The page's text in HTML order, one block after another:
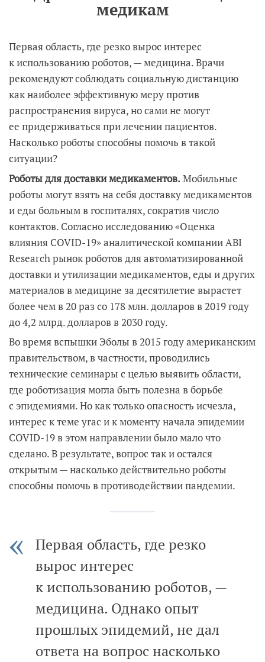
медикам
Первая область, где резко вырос интерес
к использованию роботов, — медицина. Врачи
рекомендуют соблюдать социальную дистанцию
как наиболее эффективную меру против
распространения вируса, но сами не могут
ее придерживаться при лечении пациентов.
Насколько роботы способны помочь в такой
ситуации?
Роботы для доставки медикаментов.Мобильные
роботы могут взять на себя доставку медикаментов
и еды больным в госпиталях, сократив число
контактов. Согласно исследованию «Оценка
влияния COVID-19» аналитической компании ABI
Research рынок роботов для автоматизированной
доставки и утилизации медикаментов, еды и других
материалов в медицине за десятилетие вырастет
более чем в 20 раз со 178 млн. долларов в 2019 году
до 4,2 млрд. долларов в 2030 году.
Во время вспышки Эболы в 2015 году американским
правительством, в частности, проводились
технические семинары с целью выявить области,
где роботизация могла быть полезна в борьбе
с эпидемиями. Но как только опасность исчезла,
интерес к теме угас и к моменту начала эпидемии
COVID-19 в этом направлении было мало что
сделано. В результате, вопрос так и остался
открытым — насколько действительно роботы
способны помочь в противодействии пандемии.
Первая область, где резко
вырос интерес
к использованию роботов, —
медицина. Однако опыт
прошлых эпидемий, не дал
ответа на вопрос насколько